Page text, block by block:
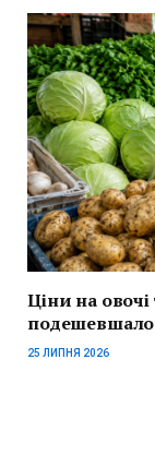
Ціни на
подешевшало
25 ЛИПНЯ 2026